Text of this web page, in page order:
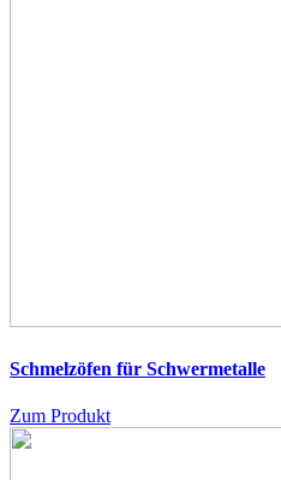
Schmelzöfen für Schwermetalle
Zum Produkt